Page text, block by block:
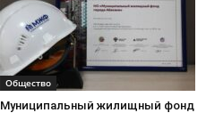
Общество
Муниципальный жилищный фонд